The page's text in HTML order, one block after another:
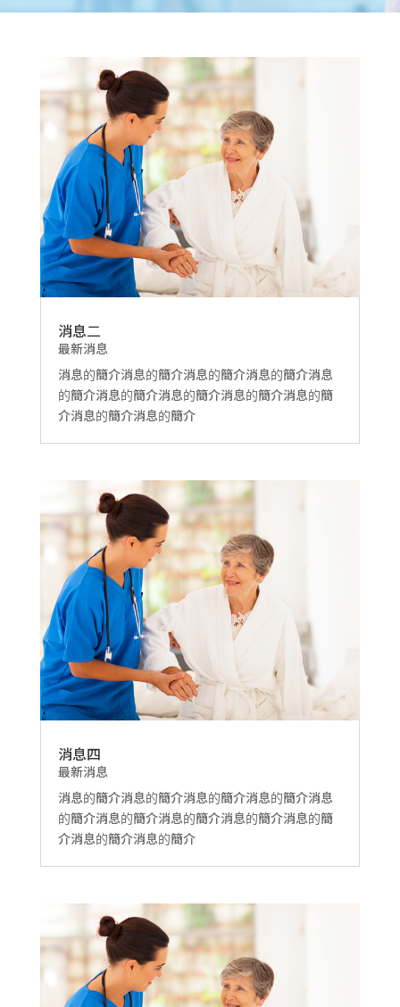
消息二
最新消息
消息的簡介消息的簡介消息的簡介消息的簡介消息
的簡介消息的簡介消息的簡介消息的簡介消息的簡
介消息的簡介消息的簡介
消息四
最新消息
消息的簡介消息的簡介消息的簡介消息的簡介消息
的簡介消息的簡介消息的簡介消息的簡介消息的簡
介消息的簡介消息的簡介